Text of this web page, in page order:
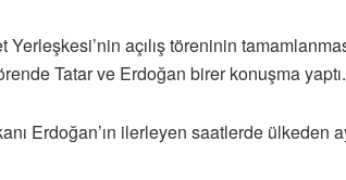
Yerleşkesi’nin açılış töreninin
Tatar ve Erdoğan birer konuşma yaptı.
Erdoğan’ın ilerleyen saatlerde ülkeden